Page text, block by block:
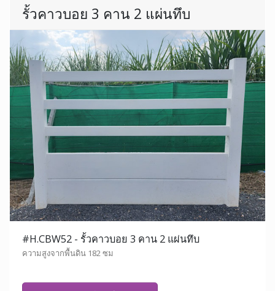
รั้วคาวบอย 3 คาน 2 แผ่นทึบ
#H.CBW52 - รั้วคาวบอย 3 คาน 2 แผ่นทึบ
ความสูงจากพื้นดิน 182 ซม